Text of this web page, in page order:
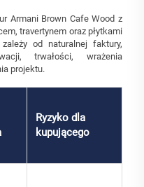
Armani Brown Cafe Wood z
travertynem oraz płytkami
od naturalnej faktury,
trwałości, wrażenia
projektu.
Ryzyko dla
kupującego